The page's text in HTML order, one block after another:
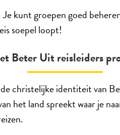
kunt groepen goed
soepel loopt!
Beter Uit reisleiders
christelijke identiteit van
het land spreekt waar je